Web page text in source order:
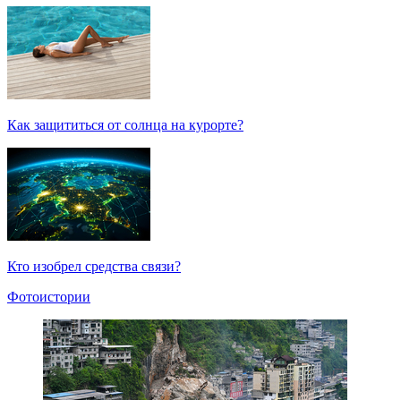
Как защититься от солнца на курорте?
Кто изобрел средства связи?
Фотоистории